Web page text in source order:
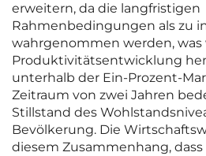
erweitern, da die langfristigen
Rahmenbedingungen als zu
wahrgenommen werden,
Produktivitätsentwicklung
unterhalb der Ein-Prozent-
Zeitraum von zwei Jahren
Stillstand des
Bevölkerung. Die
diesem Zusammenhang,